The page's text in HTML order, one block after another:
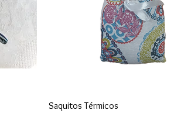
Saquitos Térmicos